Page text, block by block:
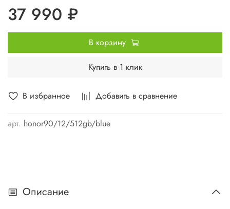
В избранное Добавить в сравнение
арт. honor90/12/512gb/blue
37 990 ₽
В корзину
Купить в 1 клик
Описание